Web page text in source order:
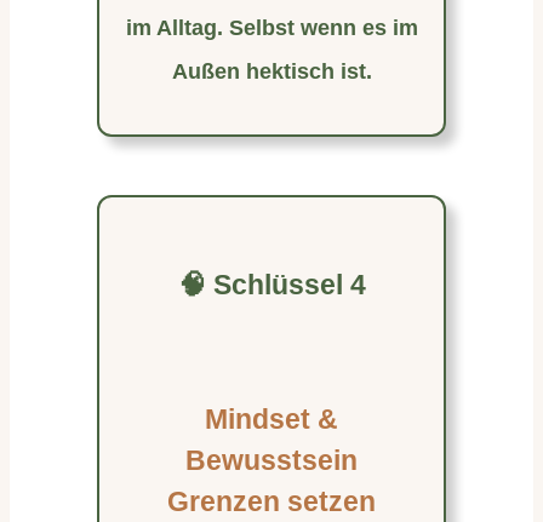
im Alltag. Selbst wenn es im
Außen hektisch ist.
🧠 Schlüssel 4
Mindset &
Bewusstsein
Grenzen setzen